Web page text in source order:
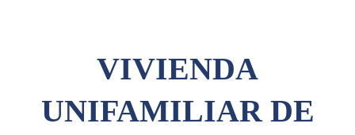
VIVIENDA
UNIFAMILIAR DE